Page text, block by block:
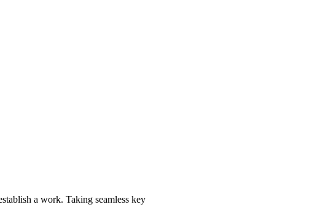
a work. Taking seamless key